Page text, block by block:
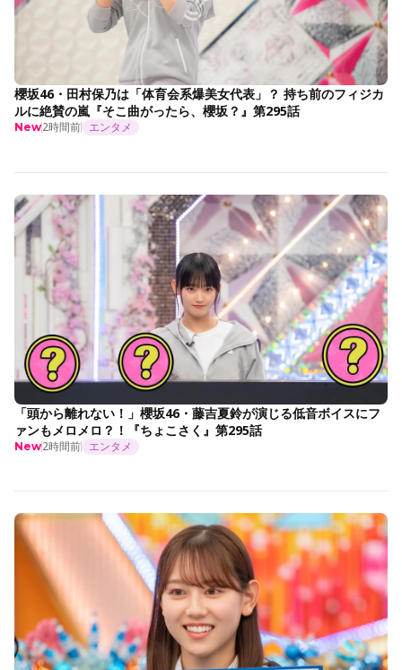
櫻坂46・田村保乃は「体育会系爆美女代表」？ 持ち前のフィジカ
ルに絶賛の嵐『そこ曲がったら、櫻坂？』第295話
New2時間前 エンタメ
「頭から離れない！」櫻坂46・藤吉夏鈴が演じる低音ボイスにフ
ァンもメロメロ？！『ちょこさく』第295話
New2時間前 エンタメ